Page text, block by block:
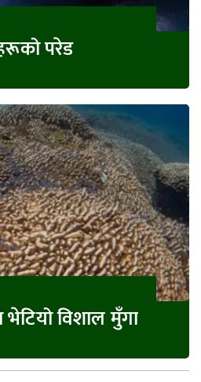
परेड
भेटियो विशाल मुँगा